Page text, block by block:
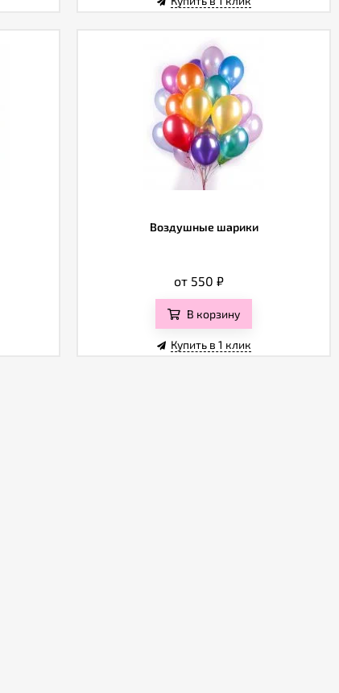
Воздушные шарики
от 550 ₽
В корзину
Купить в 1 клик